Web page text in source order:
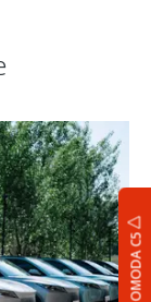
OMODA C5